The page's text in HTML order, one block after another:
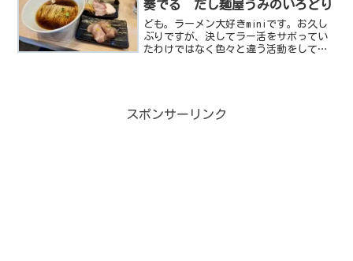
奏でる だし麺屋うみのいろどり
ども。ラーメン大好きminiです。お久し
ぶりですが、決してラー活をサボってい
たわけではなく色々と違う活動をしてい
スポンサーリンク